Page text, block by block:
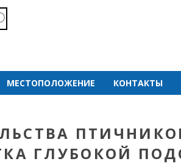
МЕСТОПОЛОЖЕНИЕ КОНТАКТЫ
ГЛУБОКОЙ